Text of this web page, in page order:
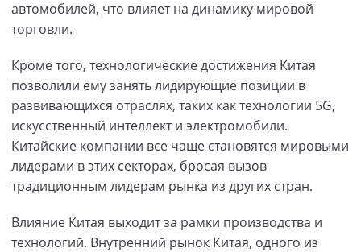
автомобилей, что влияет на динамику мировой
торговли.
Кроме того, технологические достижения Китая
позволили ему занять лидирующие позиции в
развивающихся отраслях, таких как технологии 5G,
искусственный интеллект и электромобили.
Китайские компании все чаще становятся мировыми
лидерами в этих секторах, бросая вызов
традиционным лидерам рынка из других стран.
Влияние Китая выходит за рамки производства и
технологий. Внутренний рынок Китая, одного из